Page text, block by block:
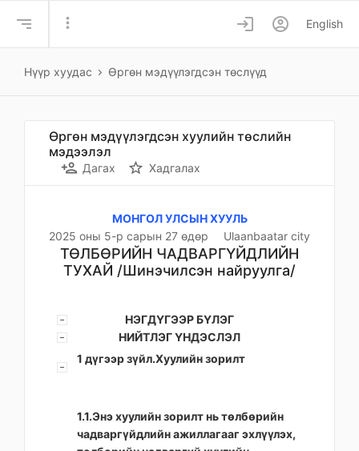
more_vert login account_circle English
Нүүр хуудас Өргөн мэдүүлэгдсэн төслүүд
Өргөн мэдүүлэгдсэн хуулийн төслийн
мэдээлэл
person_add Дагах star_border Хадгалах
МОНГОЛ УЛСЫН ХУУЛЬ
2025 оны 5-р сарын 27 өдөр
Ulaanbaatar city
ТӨЛБӨРИЙН ЧАДВАРГҮЙДЛИЙН
ТУХАЙ /Шинэчилсэн найруулга/
НЭГДҮГЭЭР БҮЛЭГ
НИЙТЛЭГ ҮНДЭСЛЭЛ
1 дүгээр зүйл.Хуулийн зорилт
1.1.Энэ хуулийн зорилт нь төлбөрийн
чадваргүйдлийн ажиллагааг эхлүүлэх,